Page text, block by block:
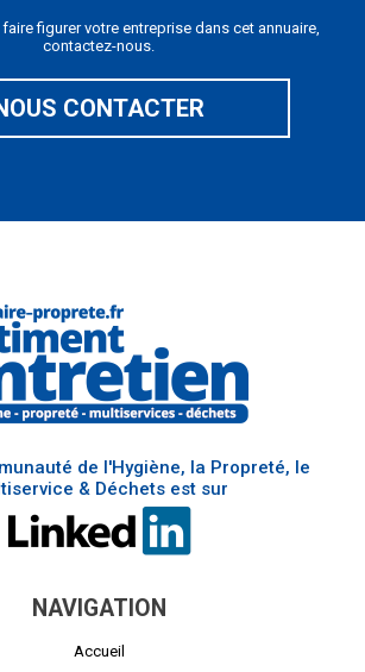
figurer votre entreprise dans cet annuaire,
contactez-nous.
CONTACTER
de l'Hygiène, la Propreté, le
& Déchets est sur
NAVIGATION
Accueil